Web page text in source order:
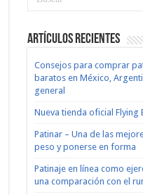
Artículos recientes
Consejos para comprar
baratos en México,
general
Nueva tienda oficial Flying
Patinar – Una de las
peso y ponerse en forma
Patinaje en línea como
una comparación con el